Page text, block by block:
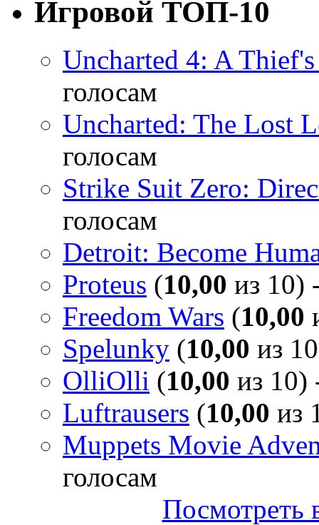
Игровой ТОП-10
Uncharted 4: A
голосам
Uncharted: The Lost
голосам
Strike Suit Zero:
голосам
Detroit: Become
Proteus (10,00 из 10)
Freedom Wars (10,00
Spelunky (10,00 из
OlliOlli (10,00 из 10)
Luftrausers (10,00 из
Muppets Movie
голосам
Посмотреть